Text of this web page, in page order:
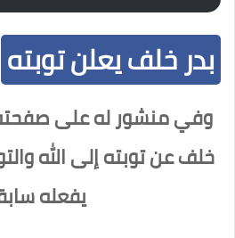
بدر خلف يعلن توبته
وفي منشور له على
خلف عن توبته إلى الله
يفعله